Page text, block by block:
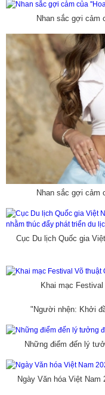
Nhan sắc gợi cảm
Nhan sắc gợi cảm
Cục Du lịch Quốc gia
Khai mạc
"Người nhện: Khởi
Những điểm đến lý
Ngày Văn hóa Việt Nam